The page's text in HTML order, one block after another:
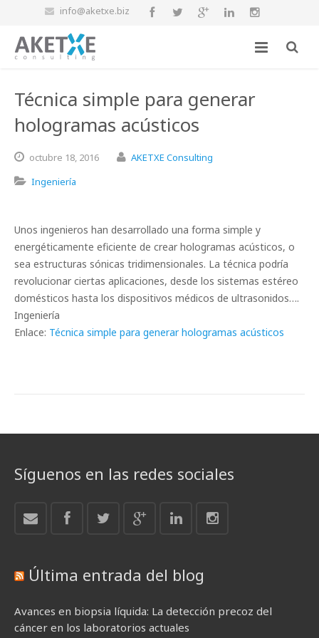
info@aketxe.biz
Técnica simple para generar
hologramas acústicos
octubre 18, 2016
AKETXE Consulting
Ingeniería
Unos ingenieros han desarrollado una forma simple y
energéticamente eficiente de crear hologramas acústicos, o
sea estructuras sónicas tridimensionales. La técnica podría
revolucionar ciertas aplicaciones, desde los sistemas estéreo
domésticos hasta los dispositivos médicos de ultrasonidos….
Ingeniería
Enlace: Técnica simple para generar hologramas acústicos
Síguenos en las redes sociales
Última entrada del blog
Avances en biopsia líquida: La detección precoz del
cáncer en los laboratorios actuales